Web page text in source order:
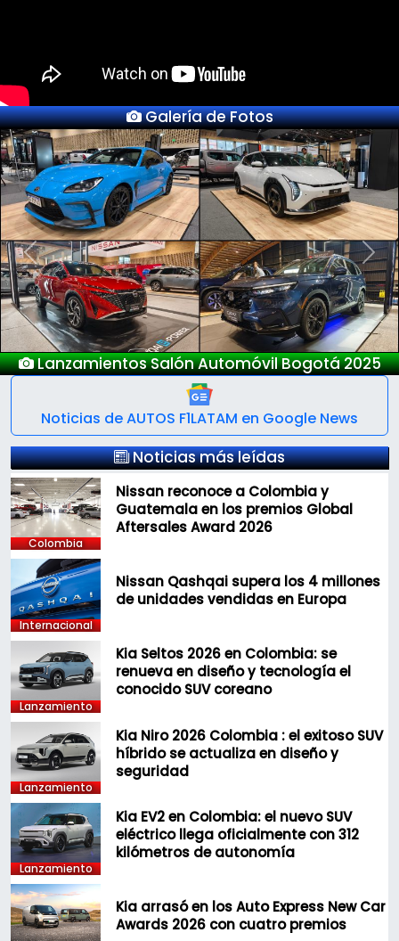
Galería de Fotos
Nuevo Deepal S05
Previous Next
Noticias de AUTOS F1LATAM en Google News
Noticias más leídas
Colombia
Nissan reconoce a Colombia y
Guatemala en los premios Global
Aftersales Award 2026
Internacional
Nissan Qashqai supera los 4 millones
de unidades vendidas en Europa
Lanzamiento
Kia Seltos 2026 en Colombia: se
renueva en diseño y tecnología el
conocido SUV coreano
Lanzamiento
Kia Niro 2026 Colombia : el exitoso SUV
híbrido se actualiza en diseño y
seguridad
Lanzamiento
Kia EV2 en Colombia: el nuevo SUV
eléctrico llega oficialmente con 312
kilómetros de autonomía
Kia arrasó en los Auto Express New Car
Awards 2026 con cuatro premios